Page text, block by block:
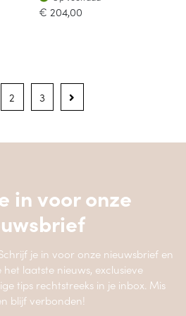
€ 204,00
2 3
in voor onze
je in voor onze nieuwsbrief en
laatste nieuws, exclusieve
tips rechtstreeks in je inbox. Mis
blijf verbonden!